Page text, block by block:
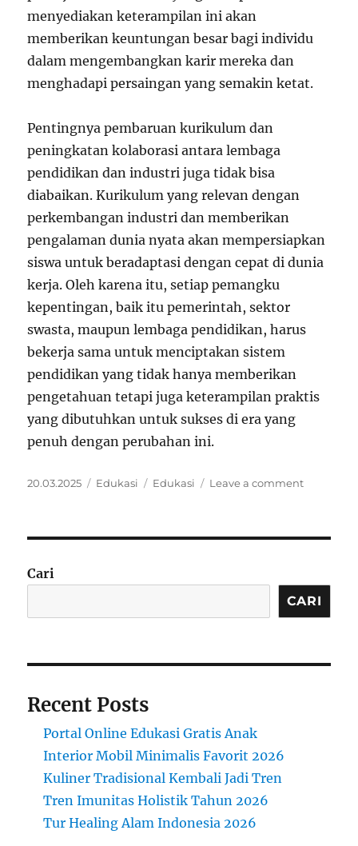
menyediakan keterampilan ini akan
memberikan keuntungan besar bagi individu
dalam mengembangkan karir mereka dan
menghadapi persaingan yang semakin ketat.
Pentingnya pembaruan kurikulum dan
peningkatan kolaborasi antara lembaga
pendidikan dan industri juga tidak bisa
diabaikan. Kurikulum yang relevan dengan
perkembangan industri dan memberikan
pengalaman dunia nyata akan mempersiapkan
siswa untuk beradaptasi dengan cepat di dunia
kerja. Oleh karena itu, setiap pemangku
kepentingan, baik itu pemerintah, sektor
swasta, maupun lembaga pendidikan, harus
bekerja sama untuk menciptakan sistem
pendidikan yang tidak hanya memberikan
pengetahuan tetapi juga keterampilan praktis
yang dibutuhkan untuk sukses di era yang
penuh dengan perubahan ini.
Posted
20.03.2025 Categories
Edukasi Tags
Edukasi Leave a commenton
Cari
CARI
Recent Posts
Portal Online Edukasi Gratis Anak
Interior Mobil Minimalis Favorit 2026
Kuliner Tradisional Kembali Jadi Tren
Tren Imunitas Holistik Tahun 2026
Tur Healing Alam Indonesia 2026